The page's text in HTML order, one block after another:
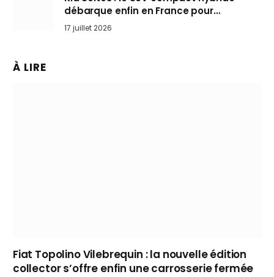
débarque enfin en France pour
bousculer les Nissan Qashqai et Toyota
Yaris Cross
17 juillet 2026
À LIRE
Fiat Topolino Vilebrequin : la nouvelle édition
collector s’offre enfin une carrosserie fermée